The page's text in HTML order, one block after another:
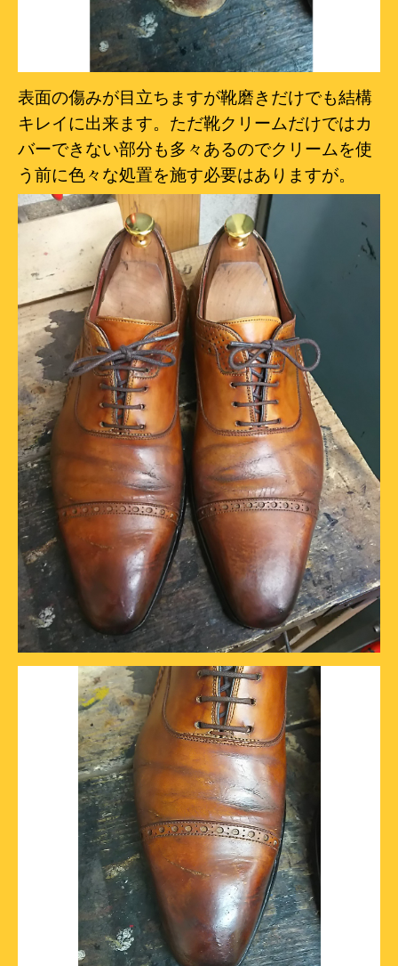
表面の傷みが目立ちますが靴磨きだけでも結構
キレイに出来ます。ただ靴クリームだけではカ
バーできない部分も多々あるのでクリームを使
う前に色々な処置を施す必要はありますが。